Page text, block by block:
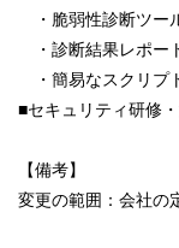
・脆弱性診断ツー
・診断結果レポー
・簡易なスクリプ
■セキュリティ研修
【備考】
変更の範囲：会社の